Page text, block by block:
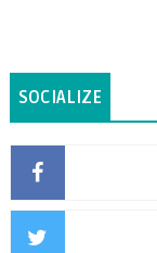
SOCIALIZE